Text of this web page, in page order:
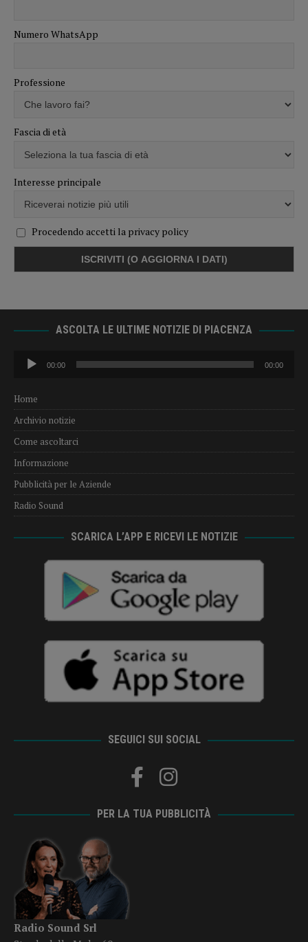
Numero WhatsApp
Professione
Fascia di età
Interesse principale
Procedendo accetti la privacy policy
ASCOLTA LE ULTIME NOTIZIE DI PIACENZA
Audio
Player
00:00 00:00
Home
Archivio notizie
Come ascoltarci
Informazione
Pubblicità per le Aziende
Radio Sound
SCARICA L’APP E RICEVI LE NOTIZIE
SEGUICI SUI SOCIAL
PER LA TUA PUBBLICITÀ
Radio Sound Srl